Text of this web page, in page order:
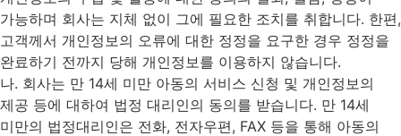
가능하며 회사는 지체 없이 그에 필요한 조치를 취합니다. 한편,
고객께서 개인정보의 오류에 대한 정정을 요구한 경우 정정을
완료하기 전까지 당해 개인정보를 이용하지 않습니다.
나. 회사는 만 14세 미만 아동의 서비스 신청 및 개인정보의
제공 등에 대하여 법정 대리인의 동의를 받습니다. 만 14세
미만의 법정대리인은 전화, 전자우편, FAX 등을 통해 아동의